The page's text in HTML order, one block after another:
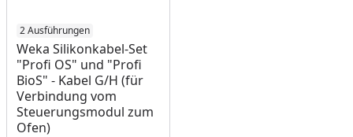
2 Ausführungen
Weka Silikonkabel-Set
"Profi OS" und "Profi
BioS" - Kabel G/H (für
Verbindung vom
Steuerungsmodul zum
Ofen)